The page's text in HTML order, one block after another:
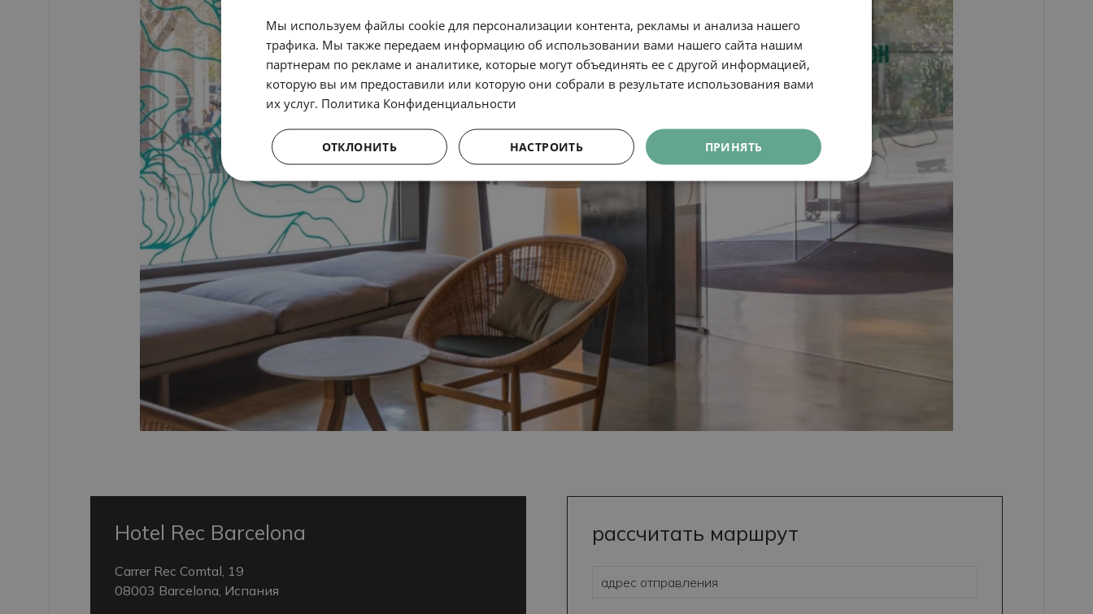
Hotel Rec Barcelona
Carrer Rec Comtal, 19
08003 Barcelona, Испания
рассчитать маршрут
CATALAN
ITALIAN
Мы используем файлы cookie для персонализации контента, рекламы и анализа нашего
трафика. Мы также передаем информацию об использовании вами нашего сайта нашим
партнерам по рекламе и аналитике, которые могут объединять ее с другой информацией,
которую вы им предоставили или которую они собрали в результате использования вами
их услуг. Политика Конфиденциальности
ПРИНЯТЬ
ОТКЛОНИТЬ НАСТРОИТЬ